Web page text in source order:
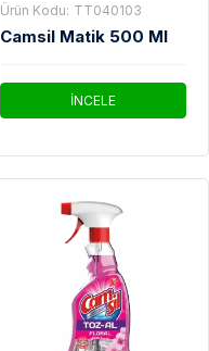
Ürün Kodu: TT040103
Camsil Matik 500 Ml
İNCELE